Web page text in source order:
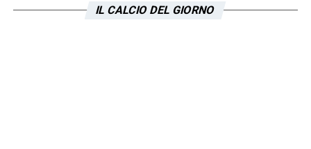
successiva e al momento, gli unici due
IL CALCIO DEL GIORNO